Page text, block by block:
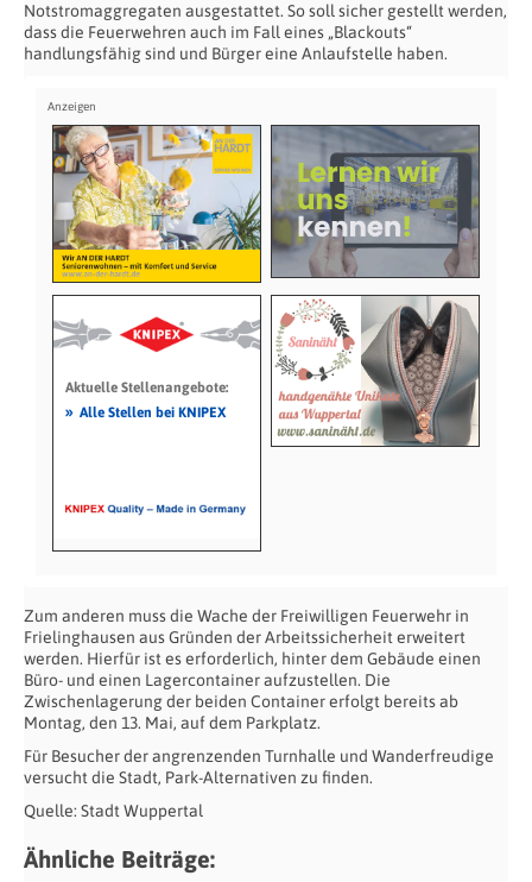
Notstromaggregaten ausgestattet. So soll sicher gestellt werden,
dass die Feuerwehren auch im Fall eines „Blackouts“
handlungsfähig sind und Bürger eine Anlaufstelle haben.
Aktuelle Stellenangebote:
» Alle Stellen bei KNIPEX
Zum anderen muss die Wache der Freiwilligen Feuerwehr in
Frielinghausen aus Gründen der Arbeitssicherheit erweitert
werden. Hierfür ist es erforderlich, hinter dem Gebäude einen
Büro- und einen Lagercontainer aufzustellen. Die
Zwischenlagerung der beiden Container erfolgt bereits ab
Montag, den 13. Mai, auf dem Parkplatz.
Für Besucher der angrenzenden Turnhalle und Wanderfreudige
versucht die Stadt, Park-Alternativen zu finden.
Quelle: Stadt Wuppertal
Ähnliche Beiträge: